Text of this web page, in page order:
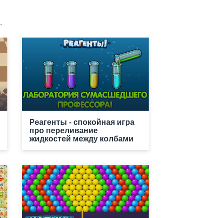
Реагенты - спокойная игра
про переливание
жидкостей между колбами